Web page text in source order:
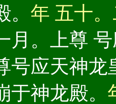
年 五十
月。上尊
号应天神
于神龙殿。